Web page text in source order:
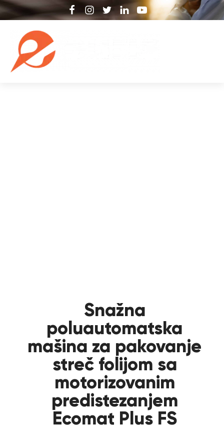
Snažna
poluautomatska
mašina za pakovanje
streč folijom sa
motorizovanim
predistezanjem
Ecomat Plus FS